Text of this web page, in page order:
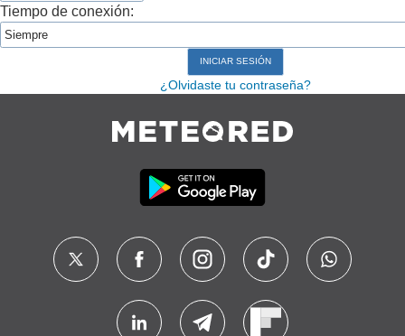
Tiempo de conexión:
¿Olvidaste tu contraseña?